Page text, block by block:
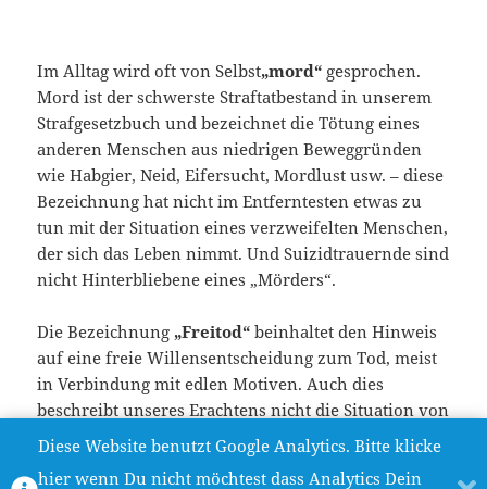
Im Alltag wird oft von Selbst„mord“ gesprochen.
Mord ist der schwerste Straftatbestand in unserem
Strafgesetzbuch und bezeichnet die Tötung eines
anderen Menschen aus niedrigen Beweggründen
wie Habgier, Neid, Eifersucht, Mordlust usw. – diese
Bezeichnung hat nicht im Entferntesten etwas zu
tun mit der Situation eines verzweifelten Menschen,
der sich das Leben nimmt. Und Suizidtrauernde sind
nicht Hinterbliebene eines „Mörders“.
Die Bezeichnung „Freitod“ beinhaltet den Hinweis
auf eine freie Willensentscheidung zum Tod, meist
in Verbindung mit edlen Motiven. Auch dies
beschreibt unseres Erachtens nicht die Situation von
Menschen, deren Entscheidung von
Ausweglosigkeit geprägt ist.
Diese Website benutzt Google Analytics. Bitte klicke
hier wenn Du nicht möchtest dass Analytics Dein